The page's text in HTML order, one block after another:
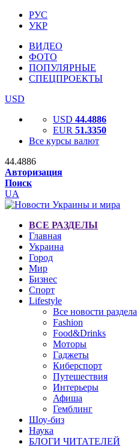
РУС
УКР
ВИДЕО
ФОТО
ПОПУЛЯРНЫЕ
СПЕЦПРОЕКТЫ
USD
USD 44.4886
EUR 51.3350
Все курсы валют
44.4886
Авторизация
Поиск
UA
ВСЕ РАЗДЕЛЫ
Главная
Украина
Город
Мир
Бизнес
Спорт
Lifestyle
Все новости раздела
Fashion
Food&Drinks
Моторы
Гаджеты
Киберспорт
Путешествия
Интерьеры
Афиша
Гемблинг
Шоу-биз
Наука
БЛОГИ ЧИТАТЕЛЕЙ